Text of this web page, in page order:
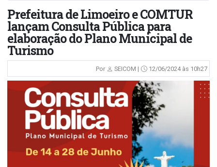
Prefeitura de Limoeiro e COMTUR
lançam Consulta Pública para
elaboração do Plano Municipal de
Turismo
Por SEICOM | 12/06/2024 às 10h27